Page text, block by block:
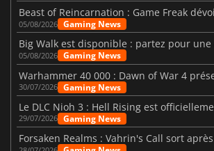
05/08/2026 Gaming News
05/08/2026 Gaming News
30/07/2026 Gaming News
29/07/2026 Gaming News